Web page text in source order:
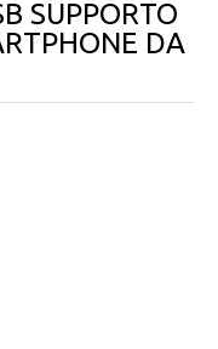
SUPPORTO
DA